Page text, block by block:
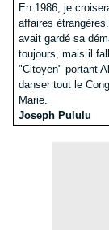
En 1986, je
affaires
avait gardé sa
toujours, mais il
"Citoyen" portant
danser tout le
Marie.
Joseph Pululu